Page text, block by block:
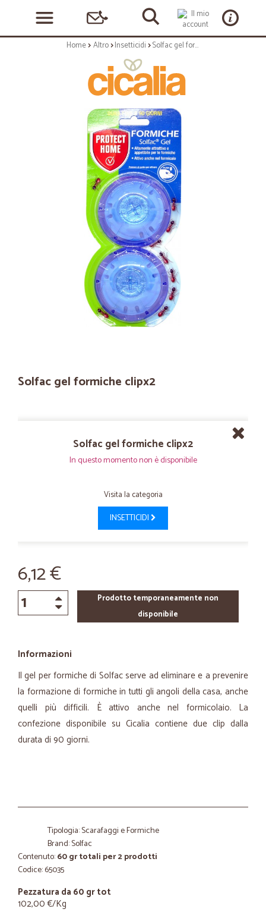
Home Altro Insetticidi Solfac gel formiche clipx2
Solfac gel formiche clipx2
Solfac gel formiche clipx2
In questo momento non è disponibile
Visita la categoria
INSETTICIDI
6,12 €
Prodotto temporaneamente non
disponibile
Informazioni
Il gel per formiche di Solfac serve ad eliminare e a prevenire
la formazione di formiche in tutti gli angoli della casa, anche
quelli più difficili. È attivo anche nel formicolaio. La
confezione disponibile su Cicalia contiene due clip dalla
durata di 90 giorni.
Tipologia: Scarafaggi e Formiche
Brand: Solfac
Contenuto:60 gr totali per 2 prodotti
Codice: 65035
Pezzatura da 60 gr tot
102,00 €/Kg